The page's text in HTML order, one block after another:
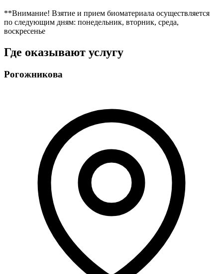
**Внимание! Взятие и прием биоматериала осуществляется
по следующим дням: понедельник, вторник, среда,
воскресенье
Где оказывают услугу
Рогожникова